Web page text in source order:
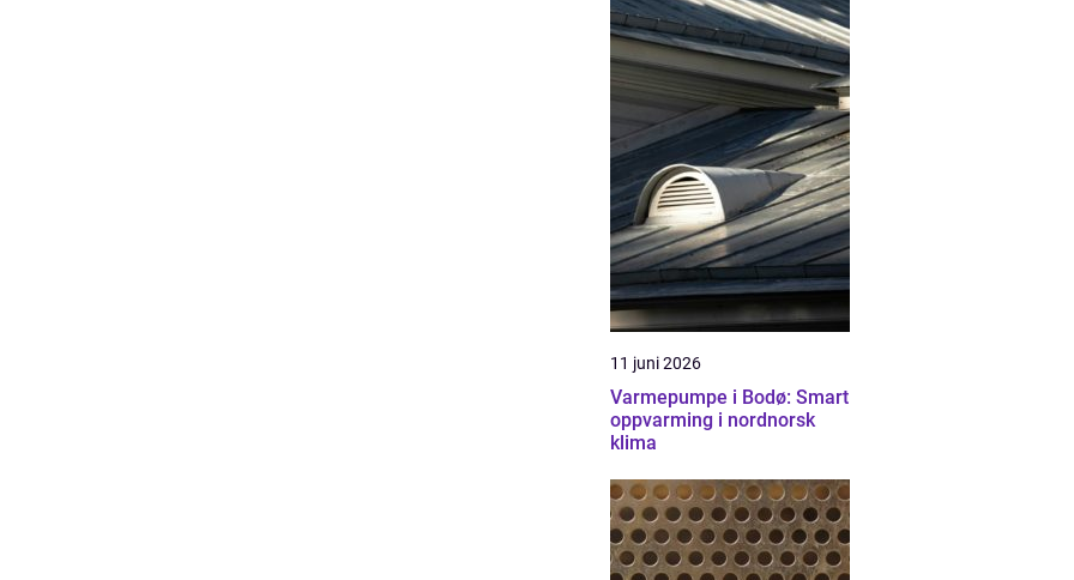
11 juni 2026
Varmepumpe i Bodø: Smart
oppvarming i nordnorsk
klima